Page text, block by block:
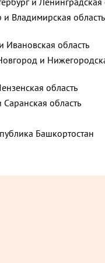
Мокко
Владимирская область
Ивановская область
и
область
Саранская область
Башкортостан